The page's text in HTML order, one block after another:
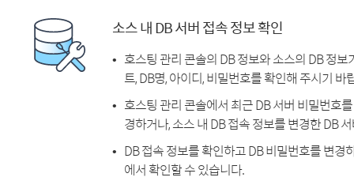
소스 내 DB 서버 접속 정보 확인
호스팅 관리 콘솔의 DB 정보와 소스의 DB 정
트, DB명, 아이디, 비밀번호를 확인해 주시기 바
호스팅 관리 콘솔에서 최근 DB 서버 비밀번호
경하거나, 소스 내 DB 접속 정보를 변경한 DB
DB 접속 정보를 확인하고 DB 비밀번호를 변경
에서 확인할 수 있습니다.